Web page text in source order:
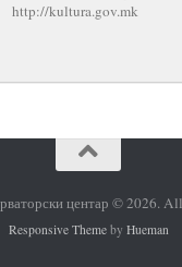
http://kultura.gov.mk
центар © 2026.
Responsive Themeby Hueman